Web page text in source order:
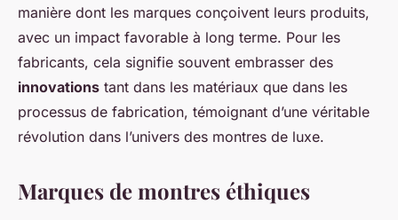
manière dont les marques conçoivent leurs produits,
avec un impact favorable à long terme. Pour les
fabricants, cela signifie souvent embrasser des
innovations tant dans les matériaux que dans les
processus de fabrication, témoignant d’une véritable
révolution dans l’univers des montres de luxe.
Marques de montres éthiques